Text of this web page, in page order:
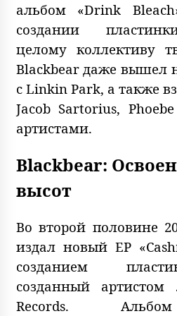
альбом «Drink
создании
целому коллективу
Blackbear даже вышел
с Linkin Park, а также
Jacob Sartorius,
артистами.
Blackbear:
высот
Во второй половине
издал новый EP
созданием
созданный
Records.